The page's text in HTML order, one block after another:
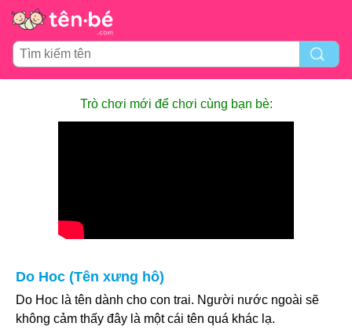
Trò chơi mới để chơi cùng bạn bè:
Do Hoc (Tên xưng hô)
Do Hoc là tên dành cho con trai. Người nước ngoài sẽ
không cảm thấy đây là một cái tên quá khác lạ.